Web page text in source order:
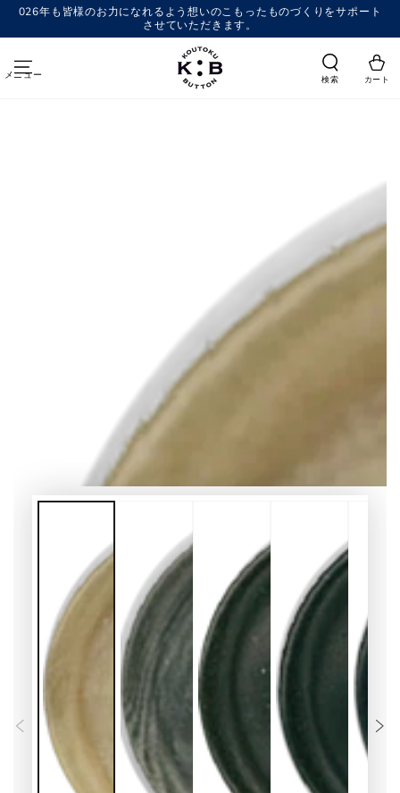
コンテンツにスキッ
026年も皆様のお力になれるよう想いのこもったものづくりをサポート
させていただきます。
メニュー 検索 カート